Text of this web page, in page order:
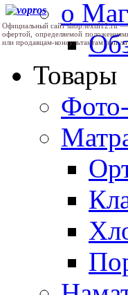
о
Товары
Официальный сайт shop.textil12.ru —
офертой, определяемой
или продавцам-консультантам при